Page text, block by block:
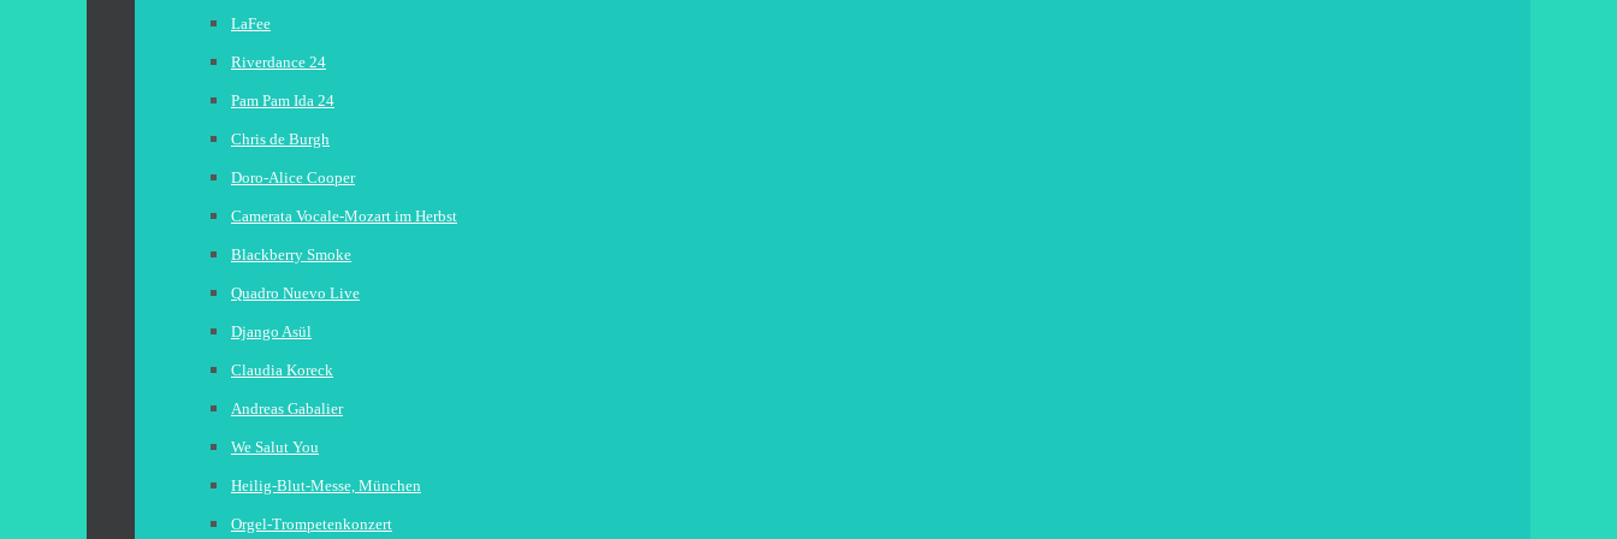
LaFee
Riverdance 24
Pam Pam Ida 24
Chris de Burgh
Doro-Alice Cooper
Camerata Vocale-Mozart im Herbst
Blackberry Smoke
Quadro Nuevo Live
Django Asül
Claudia Koreck
Andreas Gabalier
We Salut You
Heilig-Blut-Messe, München
Orgel-Trompetenkonzert